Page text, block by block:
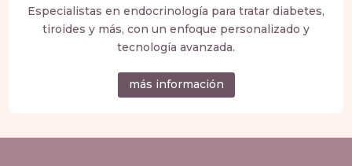
Especialistas en endocrinología para tratar diabetes,
tiroides y más, con un enfoque personalizado y
tecnología avanzada.
más información